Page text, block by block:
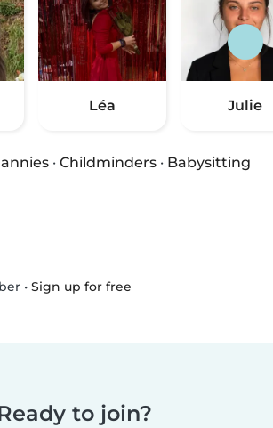
Léa Julie
· Childminders · Babysitting
• Sign up for free
to join?